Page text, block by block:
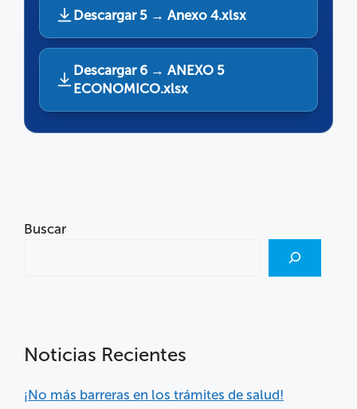
Descargar 5 → Anexo 4.xlsx
Descargar 6 → ANEXO 5
ECONOMICO.xlsx
Buscar
Noticias Recientes
¡No más barreras en los trámites de salud!